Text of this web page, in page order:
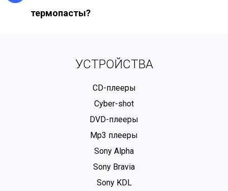
термопасты?
производительность консоли и продлить срок
службы компонентов.
УСТРОЙСТВА
CD-плееры
Cyber-shot
DVD-плееры
Mp3 плееры
Sony Alpha
Sony Bravia
Sony KDL